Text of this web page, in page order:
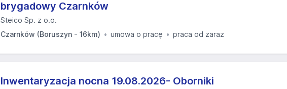
brygadowy Czarnków
Steico Sp. z o.o.
Czarnków (Boruszyn - 16km)
umowa o pracę praca od zaraz
Inwentaryzacja nocna 19.08.2026- Oborniki